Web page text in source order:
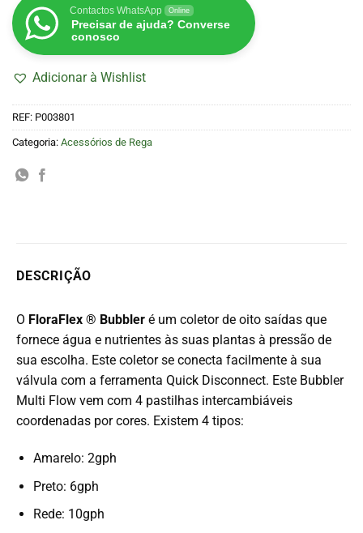
Contactos WhatsApp Online
Precisar de ajuda? Converse
conosco
Adicionar à Wishlist
REF: P003801
Categoria: Acessórios de Rega
DESCRIÇÃO
O FloraFlex ® Bubbler é um coletor de oito saídas que
fornece água e nutrientes às suas plantas à pressão de
sua escolha. Este coletor se conecta facilmente à sua
válvula com a ferramenta Quick Disconnect. Este Bubbler
Multi Flow vem com 4 pastilhas intercambiáveis ​​
coordenadas por cores. Existem 4 tipos:
Amarelo: 2gph
Preto: 6gph
Rede: 10gph